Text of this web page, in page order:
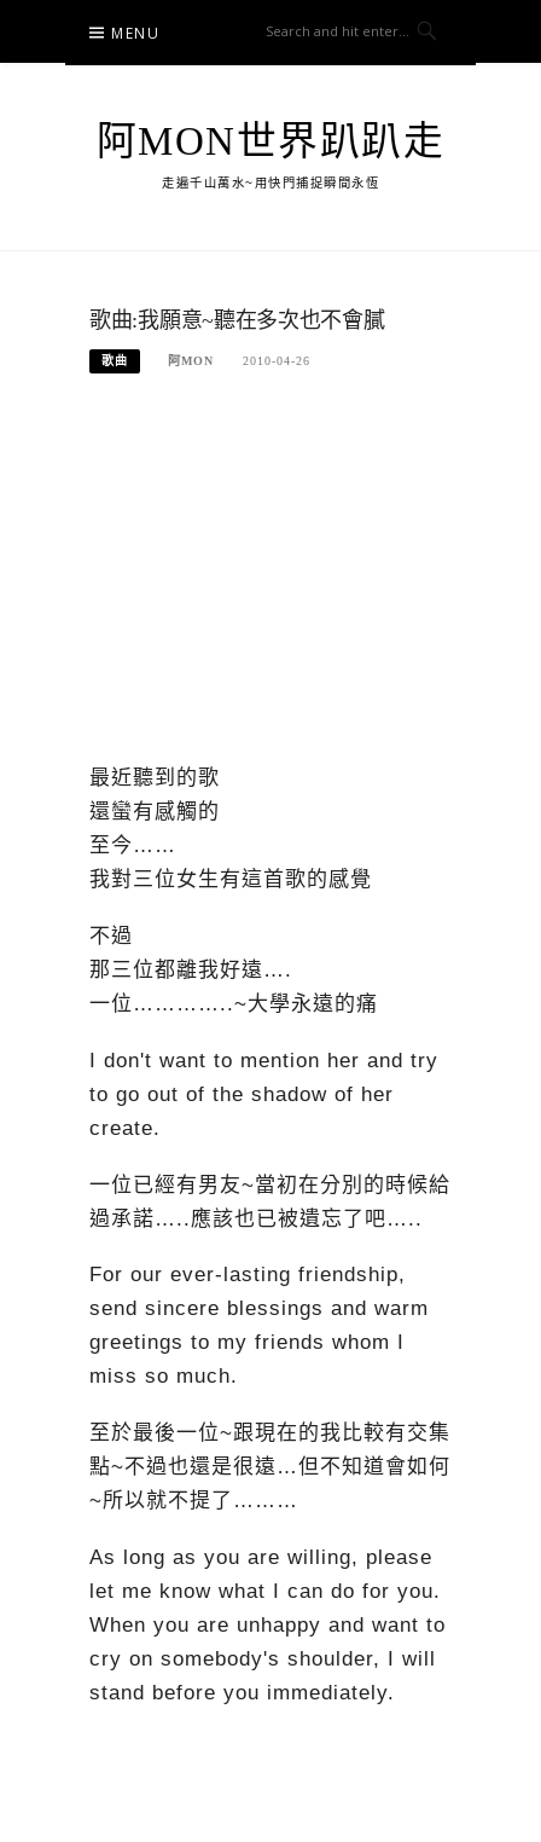
content
MENU
阿MON世界趴趴走
走遍千山萬水~用快門捕捉瞬間永恆
歌曲:我願意~聽在多次也不會膩
歌曲 阿MON 2010-04-26
最近聽到的歌
還蠻有感觸的
至今……
我對三位女生有這首歌的感覺
不過
那三位都離我好遠….
一位…………..~大學永遠的痛
I don't want to mention her and try
to go out of the shadow of her
create.
一位已經有男友~當初在分別的時候給
過承諾…..應該也已被遺忘了吧…..
For our ever-lasting friendship,
send sincere blessings and warm
greetings to my friends whom I
miss so much.
至於最後一位~跟現在的我比較有交集
點~不過也還是很遠…但不知道會如何
~所以就不提了………
As long as you are willing, please
let me know what I can do for you.
When you are unhappy and want to
cry on somebody's shoulder, I will
stand before you immediately.